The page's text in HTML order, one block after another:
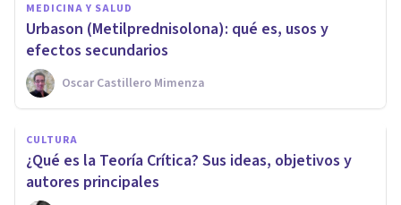
MEDICINA Y SALUD
Urbason (Metilprednisolona): qué es, usos y
efectos secundarios
Oscar Castillero Mimenza
CULTURA
¿Qué es la Teoría Crítica? Sus ideas, objetivos y
autores principales